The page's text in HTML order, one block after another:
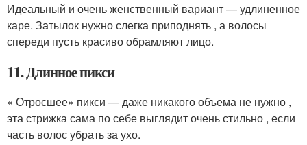
Идеальный и очень женственный вариант — удлиненное
каре. Затылок нужно слегка приподнять , а волосы
спереди пусть красиво обрамляют лицо.
11. Длинное пикси
« Отросшее» пикси — даже никакого объема не нужно ,
эта стрижка сама по себе выглядит очень стильно , если
часть волос убрать за ухо.